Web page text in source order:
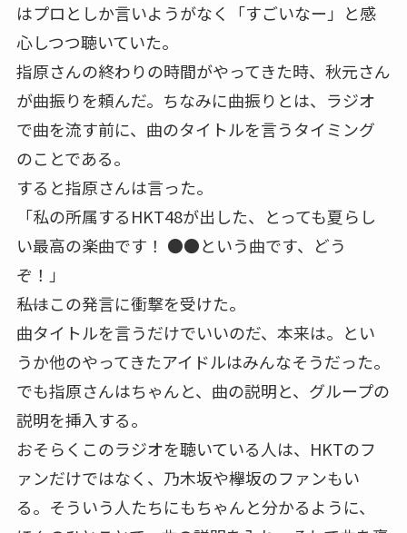
はプロとしか言いようがなく「すごいなー」と感
心しつつ聴いていた。
指原さんの終わりの時間がやってきた時、秋元さん
が曲振りを頼んだ。ちなみに曲振りとは、ラジオ
で曲を流す前に、曲のタイトルを言うタイミング
のことである。
すると指原さんは言った。
「私の所属するHKT48が出した、とっても夏らし
い最高の楽曲です！ ●●という曲です、どう
ぞ！」
――私はこの発言に衝撃を受けた。
曲タイトルを言うだけでいいのだ、本来は。とい
うか他のやってきたアイドルはみんなそうだった。
でも指原さんはちゃんと、曲の説明と、グループの
説明を挿入する。
おそらくこのラジオを聴いている人は、HKTのフ
ァンだけではなく、乃木坂や欅坂のファンもい
る。そういう人たちにもちゃんと分かるように、